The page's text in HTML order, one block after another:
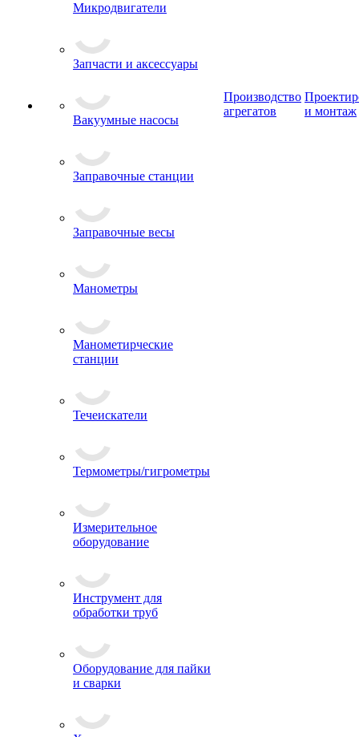
Микродвигатели
Запчасти и аксессуары
Вакуумные насосы
Заправочные станции
Заправочные весы
Манометры
Манометирческие
станции
Течеискатели
Термометры/гигрометры
Измерительное
оборудование
Инструмент для
обработки труб
Оборудование для пайки
и сварки
Производство
агрегатов
и монтаж